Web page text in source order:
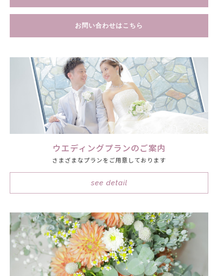
お問い合わせはこちら
ウエディングプランのご案内
さまざまなプランをご用意しております
see detail